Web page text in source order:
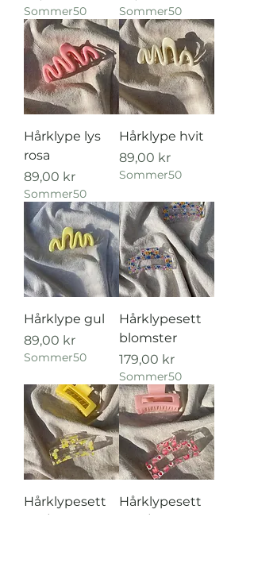
Sommer50 Sommer50
Hårklype lys
rosa
Pris
89,00 kr
Sommer50
Hårklype hvit
Pris
89,00 kr
Sommer50
Hårklype gul
Pris
89,00 kr
Sommer50
Hårklypesett
blomster
Pris
179,00 kr
Sommer50
Hårklypesett
Hårklypesett